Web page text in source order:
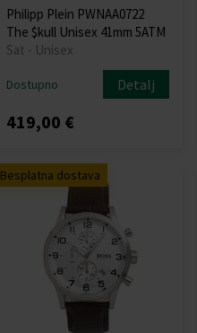
Philipp Plein PWNAA0722
The $kull Unisex 41mm 5ATM
Sat - Unisex
Dostupno Detalj
419,00 €
Besplatna dostava